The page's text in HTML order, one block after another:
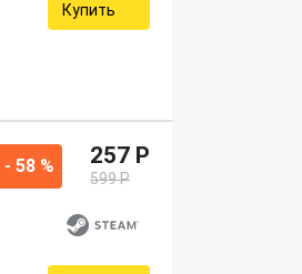
Купить
- 58 % 257 P
599 P